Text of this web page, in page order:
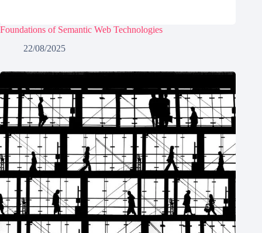
Foundations of Semantic Web Technologies
22/08/2025